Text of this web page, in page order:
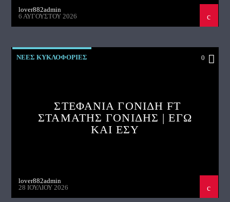
lover882admin
6 ΑΥΓΟΎΣΤΟΥ 2026
ΝΕΕΣ ΚΥΚΛΟΦΟΡΙΕΣ 0
ΣΤΕΦΑΝΙΑ ΓΟΝΙΔΗ FT
ΣΤΑΜΑΤΗΣ ΓΟΝΙΔΗΣ | ΕΓΩ
ΚΑΙ ΕΣΥ
lover882admin
28 ΙΟΥΛΊΟΥ 2026